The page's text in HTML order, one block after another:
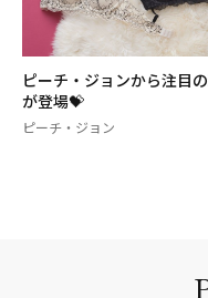
ピーチ・ジョンから注目
が登場💝
ピーチ・ジョン